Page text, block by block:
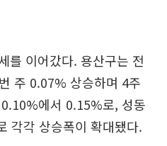
를 이어갔다. 용산구는 전
주 0.07% 상승하며 4주
에서 0.15%로, 성동
각각 상승폭이 확대됐다.